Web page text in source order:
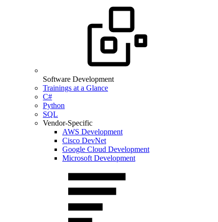
Software Development
Trainings at a Glance
C#
Python
SQL
Vendor-Specific
AWS Development
Cisco DevNet
Google Cloud Development
Microsoft Development